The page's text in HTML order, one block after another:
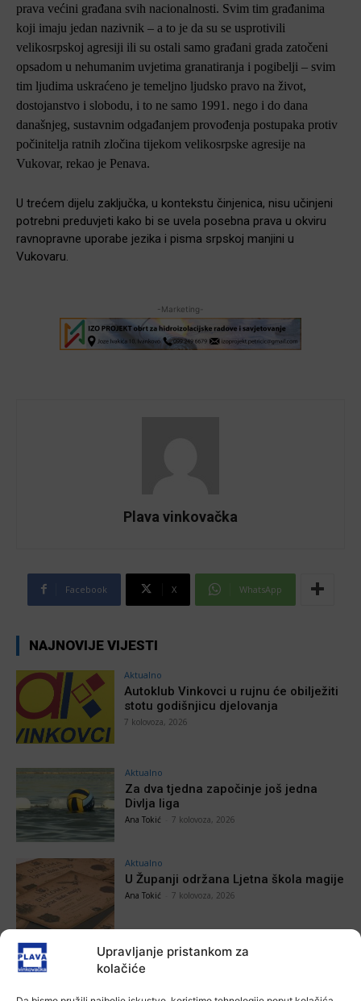
Upravljanje pristankom za
kolačiće
prava većini građana svih nacionalnosti. Svim tim građanima
koji imaju jedan nazivnik – a to je da su se usprotivili
velikosrpskoj agresiji ili su ostali samo građani grada zatočeni
opsadom u nehumanim uvjetima granatiranja i pogibelji – svim
tim ljudima uskraćeno je temeljno ljudsko pravo na život,
dostojanstvo i slobodu, i to ne samo 1991. nego i do dana
današnjeg, sustavnim odgađanjem provođenja postupaka protiv
počinitelja ratnih zločina tijekom velikosrpske agresije na
Vukovar, rekao je Penava.
U trećem dijelu zaključka, u kontekstu činjenica, nisu učinjeni
potrebni preduvjeti kako bi se uvela posebna prava u okviru
ravnopravne uporabe jezika i pisma srpskoj manjini u
Vukovaru.
-Marketing-
Plava vinkovačka
Facebook X WhatsApp
NAJNOVIJE VIJESTI
Aktualno
Autoklub Vinkovci u rujnu će obilježiti
stotu godišnjicu djelovanja
7 kolovoza, 2026
Aktualno
Za dva tjedna započinje još jedna
Divlja liga
Ana Tokić 7 kolovoza, 2026
Aktualno
U Županji održana Ljetna škola magije
Ana Tokić 7 kolovoza, 2026
Aktualno
Zbog niskog vodostaja otežana